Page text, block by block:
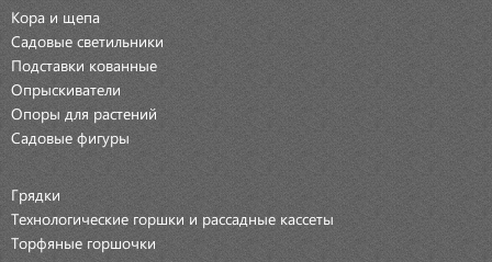
Кора и щепа
Садовые светильники
Подставки кованные
Опрыскиватели
Опоры для растений
Садовые фигуры
Грядки
Технологические горшки и рассадные кассеты
Торфяные горшочки